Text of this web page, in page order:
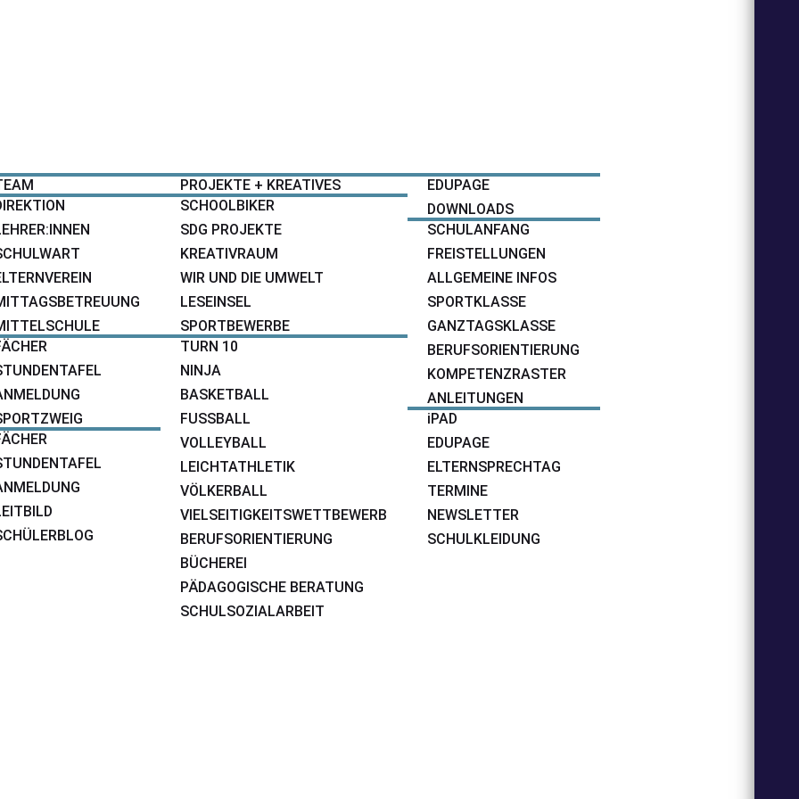
PROJEKTE + KREATIVES
SCHOOLBIKER
SDG PROJEKTE
KREATIVRAUM
WIR UND DIE UMWELT
LESEINSEL
SPORTBEWERBE
TURN 10
NINJA
BASKETBALL
FUSSBALL
VOLLEYBALL
LEICHTATHLETIK
VÖLKERBALL
VIELSEITIGKEITSWETTBEWERB
BERUFSORIENTIERUNG
BÜCHEREI
PÄDAGOGISCHE BERATUNG
SCHULSOZIALARBEIT
EDUPAGE
DOWNLOADS
SCHULANFANG
FREISTELLUNGEN
ALLGEMEINE INFOS
SPORTKLASSE
GANZTAGSKLASSE
BERUFSORIENTIERUNG
KOMPETENZRASTER
ANLEITUNGEN
iPAD
EDUPAGE
ELTERNSPRECHTAG
TERMINE
NEWSLETTER
SCHULKLEIDUNG